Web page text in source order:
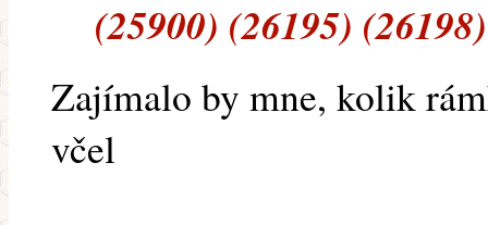
(25900) (26195) (26198)
Zajímalo by mne, kolik
včel